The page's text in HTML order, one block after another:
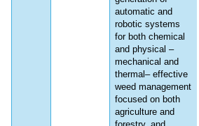
automatic and
robotic systems
for both chemical
and physical –
mechanical and
thermal– effective
weed management
focused on both
agriculture and